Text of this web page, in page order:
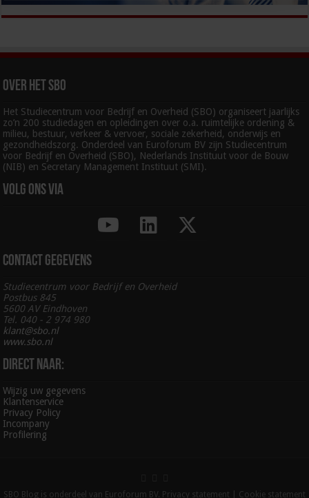
Over het SBO
Het Studiecentrum voor Bedrijf en Overheid (SBO) organiseert jaarlijks
zo’n 200 studiedagen en opleidingen over o.a. ruimtelijke ordening &
milieu, bestuur, verkeer & vervoer, sociale zekerheid, onderwijs en
gezondheidszorg. Onderdeel van Euroforum BV zijn Studiecentrum
voor Bedrijf en Overheid (SBO), Nederlands Instituut voor de Bouw
(NIB) en Secretary Management Instituut (SMI).
Volg ons via
Contact gegevens
Studiecentrum voor Bedrijf en Overheid
Postbus 845
5600 AV Eindhoven
Tel. 040 - 2 974 980
klant@sbo.nl
www.sbo.nl
Direct naar:
Wijzig uw gegevens
Klantenservice
Privacy Policy
Incompany
Profilering
SBO Blog is onderdeel van Euroforum BV. Privacy statement Cookie statement